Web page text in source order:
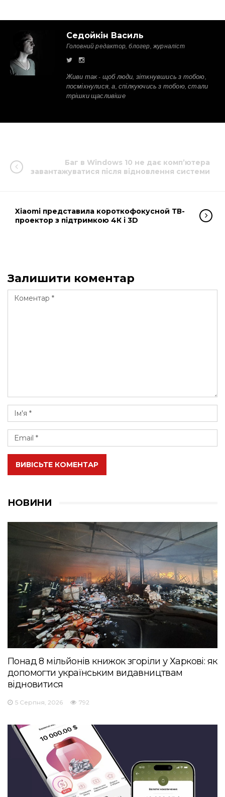
Седойкін Василь
Головний редактор, блогер, журналіст
Живи так - щоб люди, зіткнувшись з тобою,
посміхнулися, а, спілкуючись з тобою, стали
трішки щасливіше
Баг в Windows 10 не дає комп’ютера
завантажуватися після відновлення системи
Xiaomi представила короткофокусной ТВ-
проектор з підтримкою 4К і 3D
Залишити коментар
ВИВІСЬТЕ КОМЕНТАР
НОВИНИ
Понад 8 мільйонів книжок згоріли у Харкові: як
допомогти українським видавництвам
відновитися
5 Серпня, 2026 792